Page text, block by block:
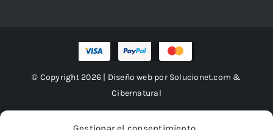
© Copyright 2026 | Diseño web por Solucionet.com &
Cibernatural